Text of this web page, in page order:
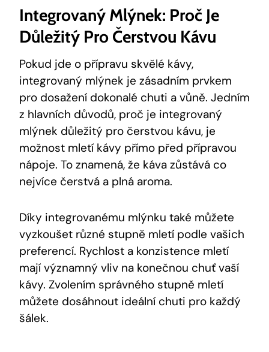
Integrovaný Mlýnek: Proč Je
Důležitý Pro Čerstvou Kávu
Pokud jde o přípravu skvělé kávy,
integrovaný mlýnek je zásadním prvkem
pro dosažení dokonalé chuti a vůně. Jedním
z hlavních důvodů, proč je integrovaný
mlýnek důležitý pro čerstvou kávu, je
možnost mletí kávy přímo před přípravou
nápoje. To znamená, že káva zůstává co
nejvíce čerstvá a plná aroma.
Díky integrovanému mlýnku také můžete
vyzkoušet různé stupně mletí podle vašich
preferencí. Rychlost a konzistence mletí
mají významný vliv na konečnou chuť vaší
kávy. Zvolením správného stupně mletí
můžete dosáhnout ideální chuti pro každý
šálek.